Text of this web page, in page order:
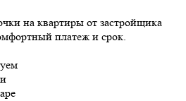
на квартиры от застройщика
платеж и срок.